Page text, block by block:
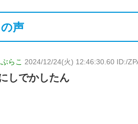
声
らこ 2024/12/24(火) 12:46:30.60 ID:/
しでかしたん